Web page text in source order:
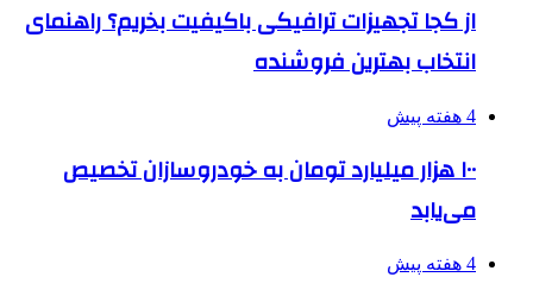
از کجا تجهیزات ترافیکی باکیفیت بخریم؟ راهنمای
انتخاب بهترین فروشنده
4 هفته پیش
۱۰۰ هزار میلیارد تومان به خودروسازان تخصیص
می‌یابد
4 هفته پیش